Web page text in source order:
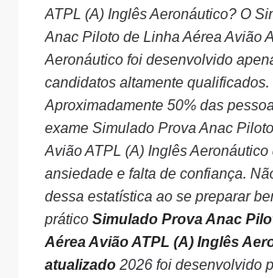
ATPL (A) Inglês Aeronáutico? O
Anac Piloto de Linha Aérea Avião
Aeronáutico foi desenvolvido
candidatos altamente qualificados.
Aproximadamente 50% das
exame Simulado Prova Anac
Avião ATPL (A) Inglês Aeronáutico
ansiedade e falta de confiança.
dessa estatística ao se preparar
prático Simulado Prova Anac
Aérea Avião ATPL (A) Inglês
atualizado 2026 foi desenvolvido